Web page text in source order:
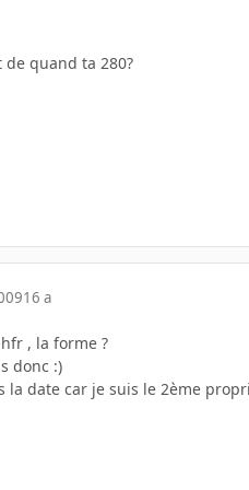
quand ta 280?
16 a
, la forme ?
donc :)
la date car je suis le 2ème